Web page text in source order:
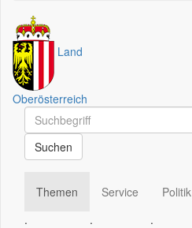
Land
Oberösterreich
Schnellsuche
Schnellsuche
Suchen
Themen
.
Service
.
Politik
.